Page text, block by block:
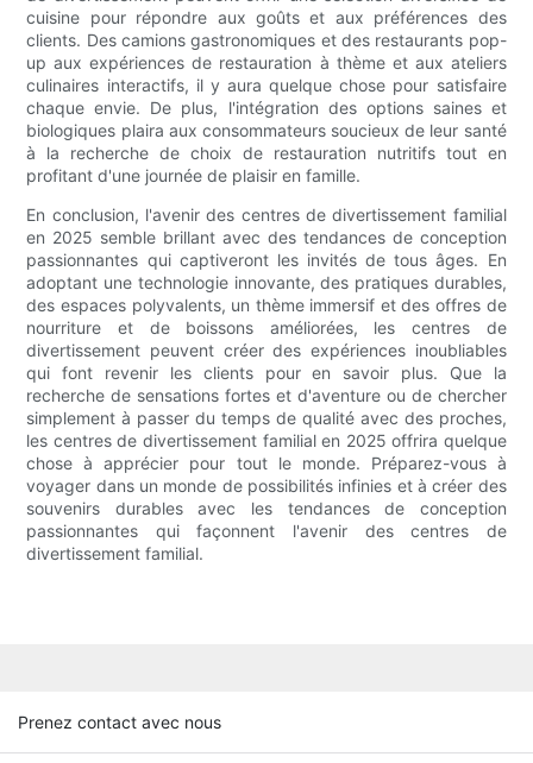
cuisine pour répondre aux goûts et aux préférences des
clients. Des camions gastronomiques et des restaurants pop-
up aux expériences de restauration à thème et aux ateliers
culinaires interactifs, il y aura quelque chose pour satisfaire
chaque envie. De plus, l'intégration des options saines et
biologiques plaira aux consommateurs soucieux de leur santé
à la recherche de choix de restauration nutritifs tout en
profitant d'une journée de plaisir en famille.
En conclusion, l'avenir des centres de divertissement familial
en 2025 semble brillant avec des tendances de conception
passionnantes qui captiveront les invités de tous âges. En
adoptant une technologie innovante, des pratiques durables,
des espaces polyvalents, un thème immersif et des offres de
nourriture et de boissons améliorées, les centres de
divertissement peuvent créer des expériences inoubliables
qui font revenir les clients pour en savoir plus. Que la
recherche de sensations fortes et d'aventure ou de chercher
simplement à passer du temps de qualité avec des proches,
les centres de divertissement familial en 2025 offrira quelque
chose à apprécier pour tout le monde. Préparez-vous à
voyager dans un monde de possibilités infinies et à créer des
souvenirs durables avec les tendances de conception
passionnantes qui façonnent l'avenir des centres de
divertissement familial.
Prenez contact avec nous